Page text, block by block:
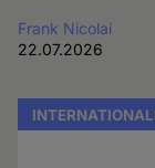
Frank Nicolai
22.07.2026